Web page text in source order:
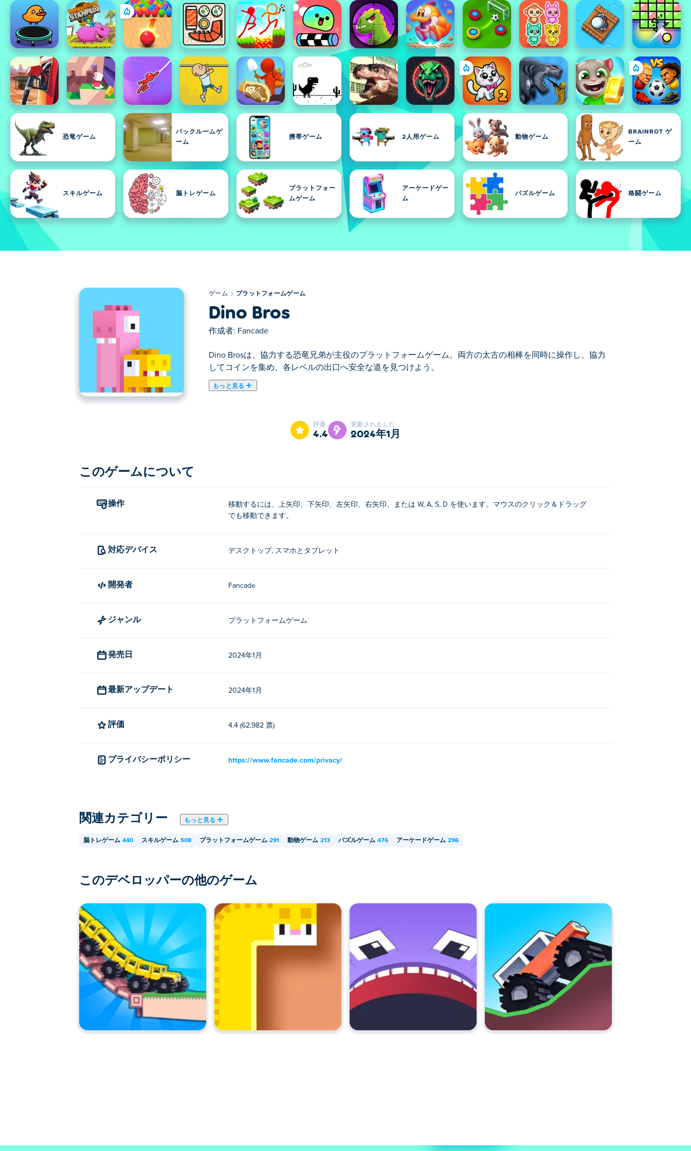
恐竜ゲーム
バックルームゲ
ーム
携帯ゲーム 2人用ゲーム 動物ゲーム
BRAINROT ゲ
ーム
スキルゲーム 脳トレゲーム
プラットフォー
ムゲーム
アーケードゲー
ム
パズルゲーム 格闘ゲーム
ゲーム プラットフォームゲーム
Dino Bros
作成者: Fancade
Dino Brosは、協力する恐竜兄弟が主役のプラットフォームゲーム。両方の太古の相棒を同時に操作し、協力
してコインを集め、各レベルの出口へ安全な道を見つけよう。
もっと見る
Dino Bros は、2 匹の恐竜兄弟を操作してコインをすべて集め、出口を見つけるプラットフォーム ゲームです。この切っても切れない兄弟は常に
いようにします。この愛らしい恐竜兄弟を巧みに導いて成功させることができますか?
移動: 矢印キー、WASD、またはマウスでクリックしてドラッグして移動します。
Dino BrosはFancadeによって作成されました。他のゲームもプレイできます Poki (ポキ):
Dino Bros を無料でプレイするにはどうすればいいですか?
Dino Bros は、コンピューター、携帯電話、タブレットなどのモバイル デバイスでプレイできます。
評価
4.4
更新されました
2024年1月
このゲームについて
操作
移動するには、上矢印、下矢印、左矢印、右矢印、または W, A, S, D を使います。マウスのクリック＆ドラッグ
でも移動できます。
対応デバイス デスクトップ, スマホとタブレット
開発者 Fancade
ジャンル プラットフォームゲーム
発売日 2024年1月
最新アップデート 2024年1月
評価 4.4 (62,982 票)
プライバシーポリシー https://www.fancade.com/privacy/
関連カテゴリー もっと見る
脳トレゲーム 440 スキルゲーム 508 プラットフォームゲーム 291 動物ゲーム 213 パズルゲーム 476 アーケードゲーム 296
このデベロッパーの他のゲーム